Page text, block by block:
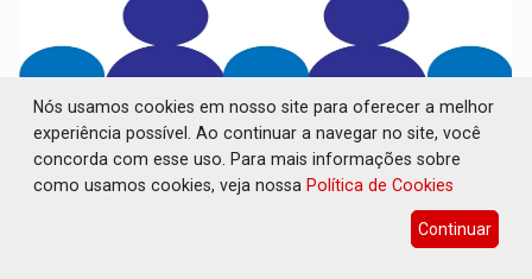
Nós usamos cookies em nosso site para oferecer a melhor
experiência possível. Ao continuar a navegar no site, você
concorda com esse uso. Para mais informações sobre
como usamos cookies, veja nossa Política de Cookies
Continuar